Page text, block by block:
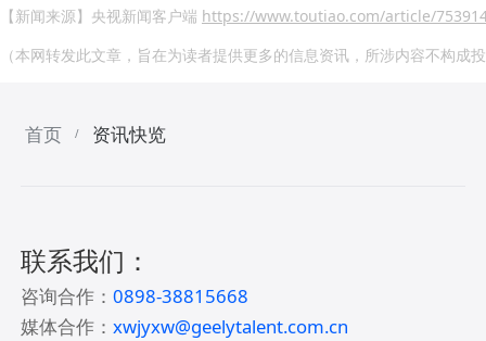
【新闻来源】央视新闻客户端 https://www.toutiao.com/article/
（本网转发此文章，旨在为读者提供更多的信息资讯，所涉内容不构
首页 / 资讯快览
联系我们：
咨询合作：0898-38815668
媒体合作：xwjyxw@geelytalent.com.cn